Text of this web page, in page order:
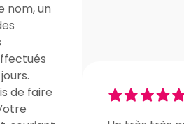
nom, un
de faire